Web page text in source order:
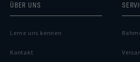
ÜBER UNS
Lerne uns kennen
Kontakt